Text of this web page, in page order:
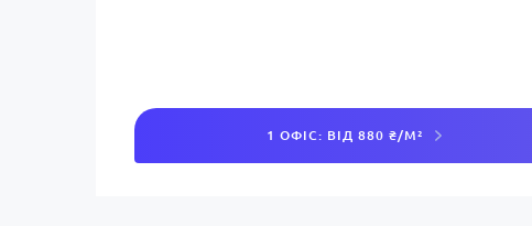
1 ОФІС: ВІД 880 ₴/М²